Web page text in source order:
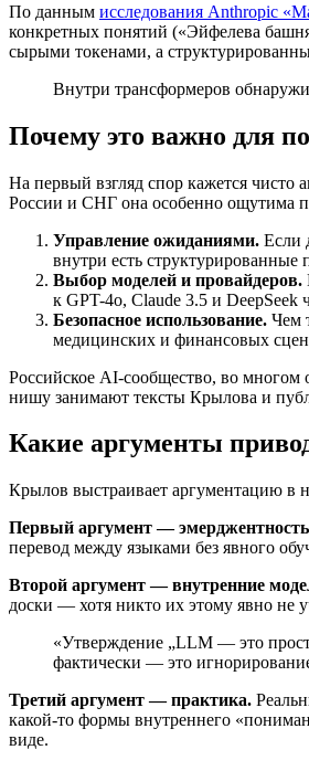
По данным исследования Anthropic
конкретных понятий («Эйфелева
сырыми токенами, а
Внутри трансформеров
Почему это важно для
На первый взгляд спор кажется чисто
России и СНГ она особенно ощутима
Управление ожиданиями. Если
внутри есть структурированные
Выбор моделей и провайдеров.
к GPT-4o, Claude 3.5 и DeepSeek
Безопасное использование. Чем
медицинских и финансовых
Российское AI-сообщество, во многом
нишу занимают тексты Крылова и
Какие аргументы
Крылов выстраивает аргументацию в
Первый аргумент — эмерджентность
перевод между языками без явного
Второй аргумент — внутренние
доски — хотя никто их этому явно не
«Утверждение „LLM — это
фактически — это
Третий аргумент — практика.
какой-то формы внутреннего
виде.